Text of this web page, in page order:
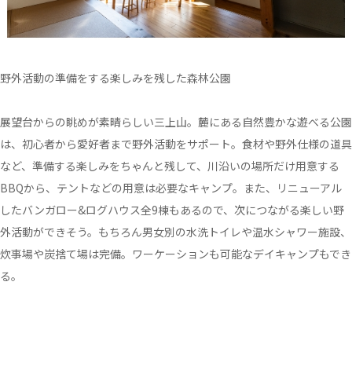
野外活動の準備をする楽しみを残した森林公園
展望台からの眺めが素晴らしい三上山。麓にある自然豊かな遊べる公園
は、初心者から愛好者まで野外活動をサポート。食材や野外仕様の道具
など、準備する楽しみをちゃんと残して、川沿いの場所だけ用意する
BBQから、テントなどの用意は必要なキャンプ。また、リニューアル
したバンガロー&ログハウス全9棟もあるので、次につながる楽しい野
外活動ができそう。もちろん男女別の水洗トイレや温水シャワー施設、
炊事場や炭捨て場は完備。ワーケーションも可能なデイキャンプもでき
る。